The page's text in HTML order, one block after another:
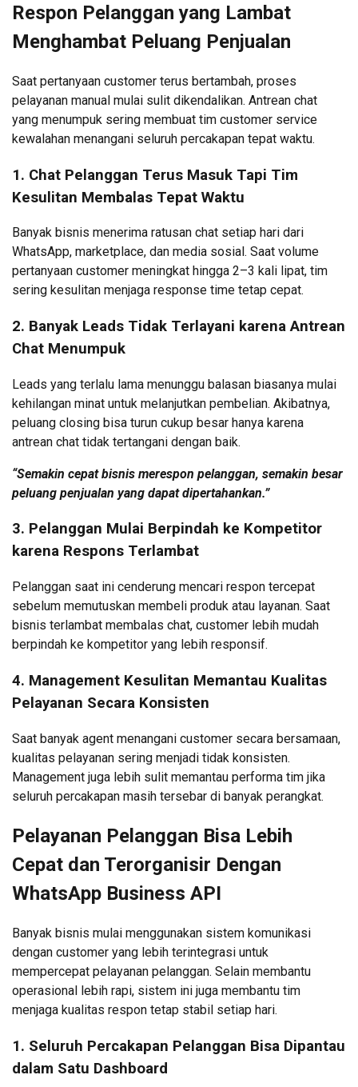
Respon Pelanggan yang Lambat
Menghambat Peluang Penjualan
Saat pertanyaan customer terus bertambah, proses
pelayanan manual mulai sulit dikendalikan. Antrean chat
yang menumpuk sering membuat tim customer service
kewalahan menangani seluruh percakapan tepat waktu.
1. Chat Pelanggan Terus Masuk Tapi Tim
Kesulitan Membalas Tepat Waktu
Banyak bisnis menerima ratusan chat setiap hari dari
WhatsApp, marketplace, dan media sosial. Saat volume
pertanyaan customer meningkat hingga 2–3 kali lipat, tim
sering kesulitan menjaga response time tetap cepat.
2. Banyak Leads Tidak Terlayani karena Antrean
Chat Menumpuk
Leads yang terlalu lama menunggu balasan biasanya mulai
kehilangan minat untuk melanjutkan pembelian. Akibatnya,
peluang closing bisa turun cukup besar hanya karena
antrean chat tidak tertangani dengan baik.
“Semakin cepat bisnis merespon pelanggan, semakin besar
peluang penjualan yang dapat dipertahankan.”
3. Pelanggan Mulai Berpindah ke Kompetitor
karena Respons Terlambat
Pelanggan saat ini cenderung mencari respon tercepat
sebelum memutuskan membeli produk atau layanan. Saat
bisnis terlambat membalas chat, customer lebih mudah
berpindah ke kompetitor yang lebih responsif.
4. Management Kesulitan Memantau Kualitas
Pelayanan Secara Konsisten
Saat banyak agent menangani customer secara bersamaan,
kualitas pelayanan sering menjadi tidak konsisten.
Management juga lebih sulit memantau performa tim jika
seluruh percakapan masih tersebar di banyak perangkat.
Pelayanan Pelanggan Bisa Lebih
Cepat dan Terorganisir Dengan
WhatsApp Business API
Banyak bisnis mulai menggunakan sistem komunikasi
dengan customer yang lebih terintegrasi untuk
mempercepat pelayanan pelanggan. Selain membantu
operasional lebih rapi, sistem ini juga membantu tim
menjaga kualitas respon tetap stabil setiap hari.
1. Seluruh Percakapan Pelanggan Bisa Dipantau
dalam Satu Dashboard